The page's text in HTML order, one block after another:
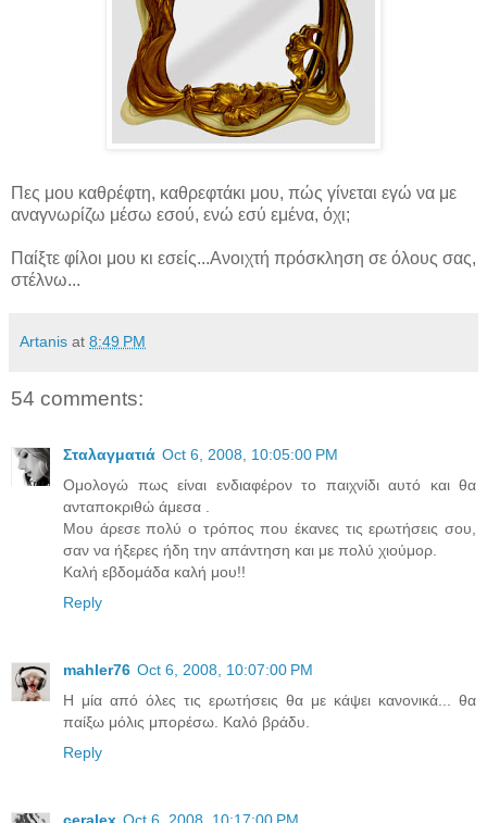
Πες μου καθρέφτη, καθρεφτάκι μου, πώς γίνεται εγώ να με
αναγνωρίζω μέσω εσού, ενώ εσύ εμένα, όχι;
Παίξτε φίλοι μου κι εσείς...Ανοιχτή πρόσκληση σε όλους σας,
στέλνω...
Artanis at 8:49 PM
54 comments:
Σταλαγματιά Oct 6, 2008, 10:05:00 PM
Ομολογώ πως είναι ενδιαφέρον το παιχνίδι αυτό και θα
ανταποκριθώ άμεσα .
Μου άρεσε πολύ ο τρόπος που έκανες τις ερωτήσεις σου,
σαν να ήξερες ήδη την απάντηση και με πολύ χιούμορ.
Καλή εβδομάδα καλή μου!!
Reply
mahler76 Oct 6, 2008, 10:07:00 PM
Η μία από όλες τις ερωτήσεις θα με κάψει κανονικά... θα
παίξω μόλις μπορέσω. Καλό βράδυ.
Reply